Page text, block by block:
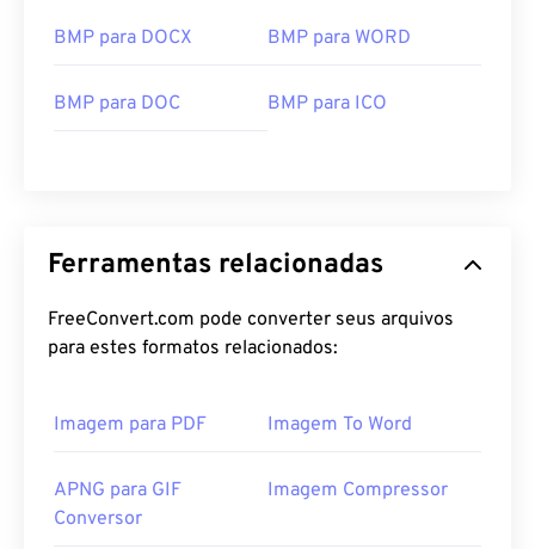
BMP para DOCX BMP para WORD
BMP para DOC BMP para ICO
Ferramentas relacionadas
FreeConvert.com pode converter seus arquivos
para estes formatos relacionados:
Imagem para PDF Imagem To Word
APNG para GIF
Conversor
Imagem Compressor